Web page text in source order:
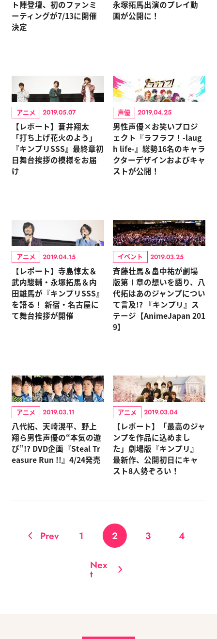
ト陣登壇、初のファンミ
ーティングが7/13に開催
決定
永塚拓馬出演のプレイ動
画が公開に！
アニメ 2019.05.07
【レポート】蒼井翔太
「打ち上げ花火のよう」
『キンプリSSS』最終章初
日舞台挨拶の模様をお届
け
声優 2019.04.25
男性声優×お笑いプロジ
ェクト『ラフラフ！-laug
h life-』総勢16名のキャラ
クターデザインおよびキャ
ストが公開！
アニメ 2019.04.15
【レポート】寺島惇太＆
武内駿輔・永塚拓馬＆内
田雄馬が『キンプリSSS』
を語る！ 新宿・名古屋に
て舞台挨拶が開催
イベント 2019.03.25
斉藤壮馬＆畠中祐が劇場
版第Ⅰ章の想いを語り、八
代拓はあのジャンプについ
て言及!? 『キンプリ』ス
テージ【AnimeJapan 201
9】
アニメ 2019.03.11
八代拓、天崎滉平、野上
翔ら男性声優の“本気の遊
び”!? DVD企画『Steal Tr
easure Run !!』4/24発売
アニメ 2019.03.04
【レポート】「最高のジャ
ンプを作品に込めまし
た」劇場版『キンプリ』
最新作、公開初日にキャ
スト8人勢ぞろい！
Prev 1 2 3 4
Nex
t